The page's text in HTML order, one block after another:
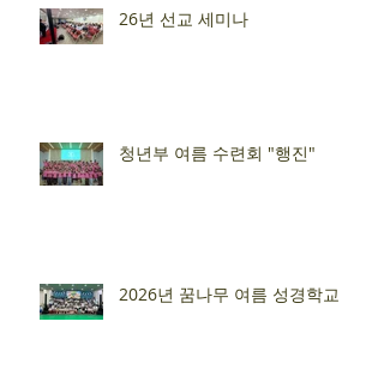
26년 선교 세미나
청년부 여름 수련회 "행진"
2026년 꿈나무 여름 성경학교